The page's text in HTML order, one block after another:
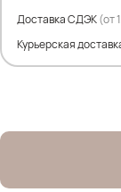
Доставка СДЭК(от
Курьерская